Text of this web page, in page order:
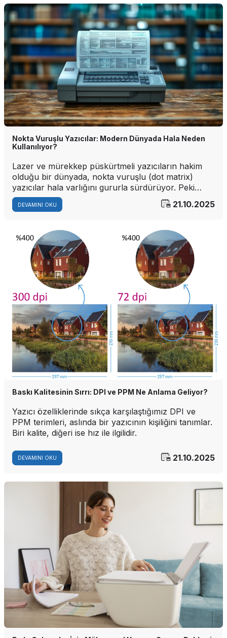
Nokta Vuruşlu Yazıcılar: Modern Dünyada Hala Neden
Kullanılıyor?
Lazer ve mürekkep püskürtmeli yazıcıların hakim
olduğu bir dünyada, nokta vuruşlu (dot matrix)
yazıcılar hala varlığını gururla sürdürüyor. Peki
neden?
DEVAMINI OKU 21.10.2025
Baskı Kalitesinin Sırrı: DPI ve PPM Ne Anlama Geliyor?
Yazıcı özelliklerinde sıkça karşılaştığımız DPI ve
PPM terimleri, aslında bir yazıcının kişiliğini tanımlar.
Biri kalite, diğeri ise hız ile ilgilidir.
DEVAMINI OKU 21.10.2025